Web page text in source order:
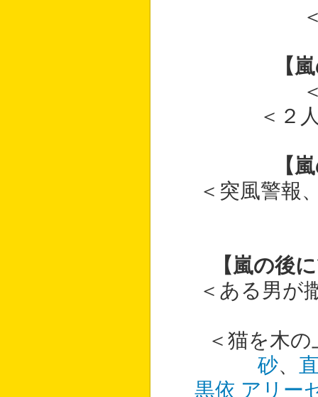
【
＜２
【
＜突風警報
【嵐の後
＜ある男が
＜猫を木
砂、
黒依 アリー